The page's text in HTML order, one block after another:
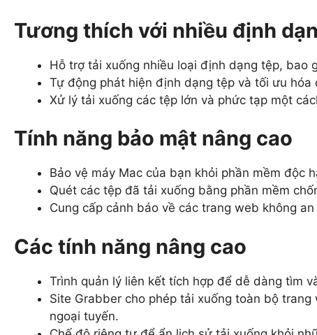
Tương thích với nhiều định
Hỗ trợ tải xuống nhiều loại định dạng tệp, bao
Tự động phát hiện định dạng tệp và tối ưu
Xử lý tải xuống các tệp lớn và phức tạp một
Tính năng bảo mật nâng cao
Bảo vệ máy Mac của bạn khỏi phần mềm độc
Quét các tệp đã tải xuống bằng phần mềm
Cung cấp cảnh báo về các trang web không
Các tính năng nâng cao
Trình quản lý liên kết tích hợp để dễ dàng tìm
Site Grabber cho phép tải xuống toàn bộ
ngoại tuyến.